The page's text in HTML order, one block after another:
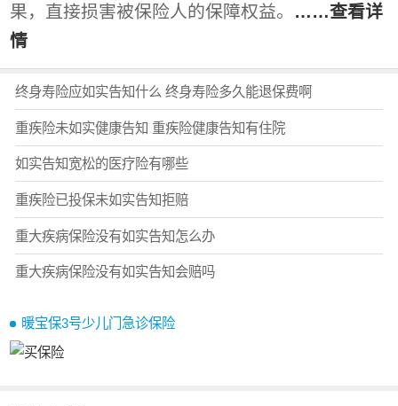
果，直接损害被保险人的保障权益。 ……查看详
情
终身寿险应如实告知什么 终身寿险多久能退保费啊
重疾险未如实健康告知 重疾险健康告知有住院
如实告知宽松的医疗险有哪些
重疾险已投保未如实告知拒赔
重大疾病保险没有如实告知怎么办
重大疾病保险没有如实告知会赔吗
暖宝保3号少儿门急诊保险